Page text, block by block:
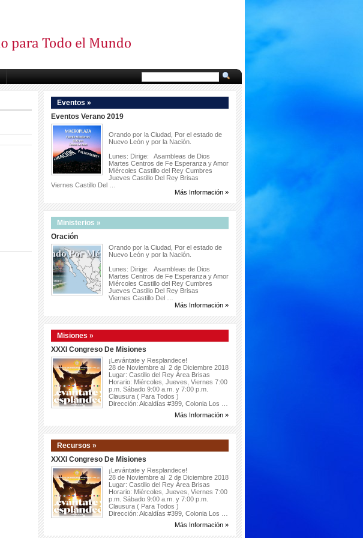
Eventos »
Eventos Verano 2019
Orando por la Ciudad, Por el estado de
Nuevo León y por la Nación.
Lunes: Dirige: Asambleas de Dios
Martes Centros de Fe Esperanza y Amor
Miércoles Castillo del Rey Cumbres
Jueves Castillo Del Rey Brisas
Viernes Castillo Del …
Más Información »
Ministerios »
Oración
Orando por la Ciudad, Por el estado de
Nuevo León y por la Nación.
Lunes: Dirige: Asambleas de Dios
Martes Centros de Fe Esperanza y Amor
Miércoles Castillo del Rey Cumbres
Jueves Castillo Del Rey Brisas
Viernes Castillo Del …
Más Información »
Misiones »
XXXI Congreso De Misiones
¡Levántate y Resplandece!
28 de Noviembre al 2 de Diciembre 2018
Lugar: Castillo del Rey Área Brisas
Horario: Miércoles, Jueves, Viernes 7:00
p.m. Sábado 9:00 a.m. y 7:00 p.m.
Clausura ( Para Todos )
Dirección: Alcaldías #399, Colonia Los …
Más Información »
Recursos »
XXXI Congreso De Misiones
¡Levántate y Resplandece!
28 de Noviembre al 2 de Diciembre 2018
Lugar: Castillo del Rey Área Brisas
Horario: Miércoles, Jueves, Viernes 7:00
p.m. Sábado 9:00 a.m. y 7:00 p.m.
Clausura ( Para Todos )
Dirección: Alcaldías #399, Colonia Los …
Más Información »